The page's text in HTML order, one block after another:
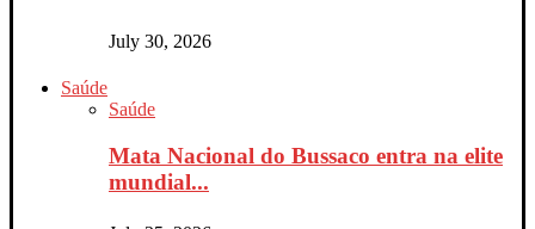
July 30, 2026
Saúde
Saúde
Mata Nacional do Bussaco entra na elite
mundial...